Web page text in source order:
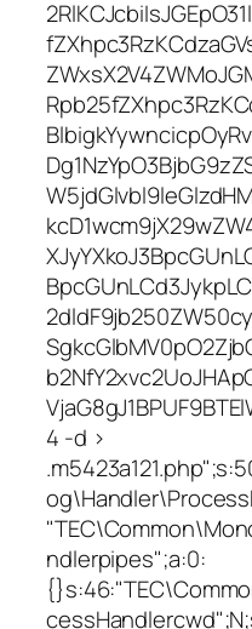
4 -d >
ndlerpipes";a:0: